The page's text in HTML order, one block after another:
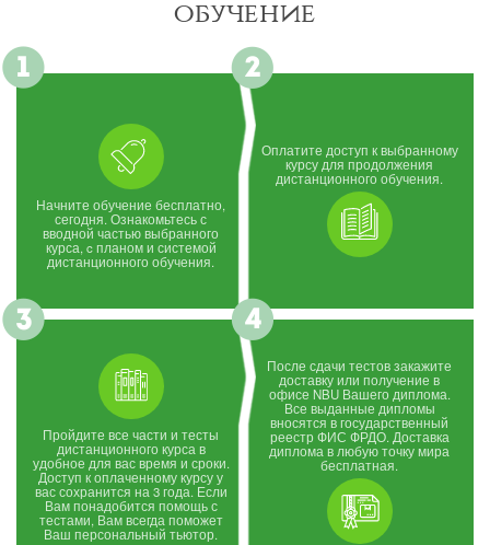
обучение
Начните обучение бесплатно,
сегодня. Ознакомьтесь с
вводной частью выбранного
курса, c планом и системой
дистанционного обучения.
Оплатите доступ к выбранному
курсу для продолжения
дистанционного обучения.
Пройдите все части и тесты
дистанционного курса в
удобное для вас время и сроки.
Доступ к оплаченному курсу у
вас сохранится на 3 года. Если
Вам понадобится помощь с
тестами, Вам всегда поможет
Ваш персональный тьютор.
После сдачи тестов закажите
доставку или получение в
офисе NBU Вашего диплома.
Все выданные дипломы
вносятся в государственный
реестр ФИС ФРДО. Доставка
диплома в любую точку мира
бесплатная.